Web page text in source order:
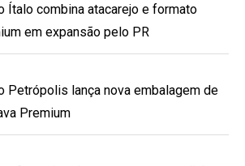
Ítalo combina atacarejo e formato
em expansão pelo PR
Petrópolis lança nova embalagem de
Premium